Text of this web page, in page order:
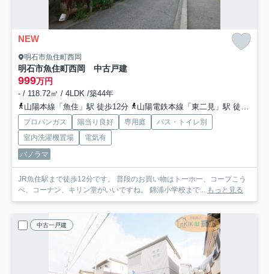
NEW
明石市魚住町西岡
明石市魚住町西岡 中古戸建
999万円
- / 118.72㎡ / 4LDK /築44年
山陽本線「魚住」駅 徒歩12分
山陽電鉄本線「東二見」駅 徒歩15分
プロパンガス 陽当り良好 専用庭
バス・トイレ別
室内洗濯機置場
電気有
パノラマ
JR魚住駅まで徒歩12分です。 普段のお買い物はトーホー、コープこう
べ、コーナン、キリン堂がいいですね。 錦浦小学校まで... もっと見る
中古一戸建